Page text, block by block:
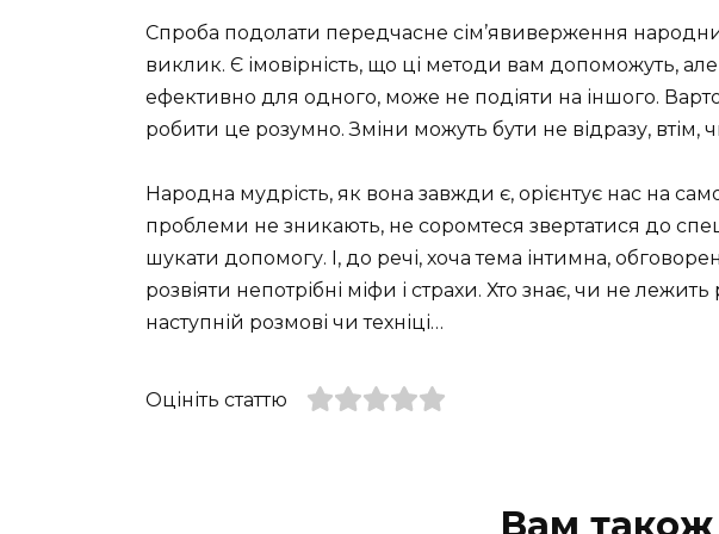
Спроба подолати передчасне сім’явиверження
виклик. Є імовірність, що ці методи вам допоможуть, але
ефективно для одного, може не подіяти на іншого.
робити це розумно. Зміни можуть бути не відразу, втім,
Народна мудрість, як вона завжди є, орієнтує нас на
проблеми не зникають, не соромтеся звертатися до
шукати допомогу. І, до речі, хоча тема інтимна,
розвіяти непотрібні міфи і страхи. Хто знає, чи не
наступній розмові чи техніці…
Оцініть статтю
Вам